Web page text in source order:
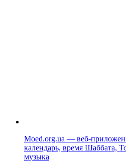
Moed.org.ua — веб-
календарь, время Шаббата,
музыка